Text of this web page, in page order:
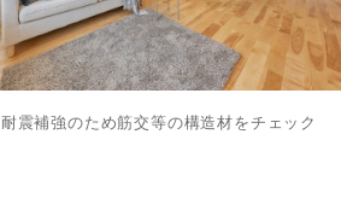
耐震補強のため筋交等の構造材をチェック